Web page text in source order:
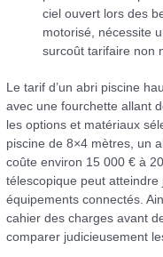
ciel ouvert lors des
motorisé, nécessite
surcoût tarifaire non
Le tarif d’un abri piscine
avec une fourchette allant
les options et matériaux
piscine de 8×4 mètres, un
coûte environ 15 000 € à
télescopique peut atteindre
équipements connectés.
cahier des charges avant
comparer judicieusement